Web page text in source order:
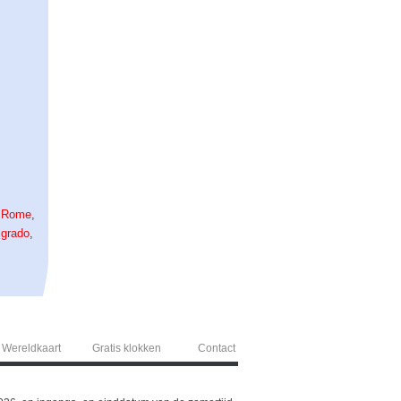
Rome,
,
Wereldkaart Gratis klokken Contact